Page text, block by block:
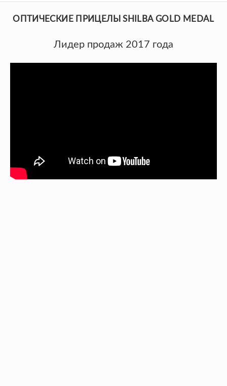
ОПТИЧЕСКИЕ ПРИЦЕЛЫ SHILBA GOLD MEDAL
Лидер продаж 2017 года